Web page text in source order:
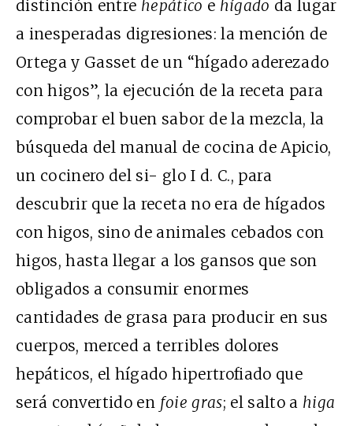
distinción entre hepático e hígado da lugar
a inesperadas digresiones: la mención de
Ortega y Gasset de un “hígado aderezado
con higos”, la ejecución de la receta para
comprobar el buen sabor de la mezcla, la
búsqueda del manual de cocina de Apicio,
un cocinero del si- glo I d. C., para
descubrir que la receta no era de hígados
con higos, sino de animales cebados con
higos, hasta llegar a los gansos que son
obligados a consumir enormes
cantidades de grasa para producir en sus
cuerpos, merced a terribles dolores
hepáticos, el hígado hipertrofiado que
será convertido en foie gras; el salto a higa